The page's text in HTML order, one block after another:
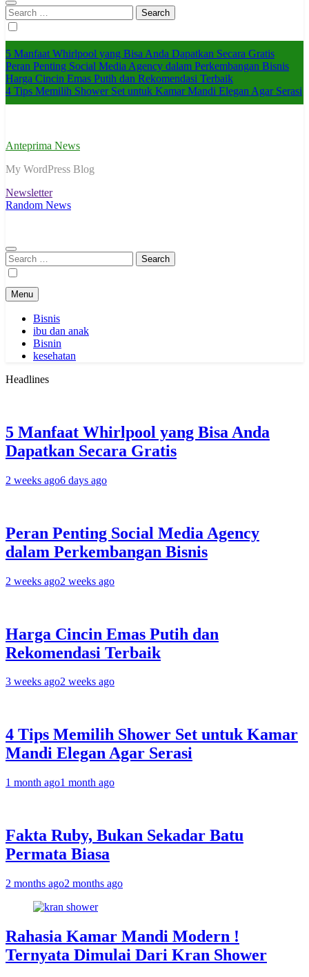
Search
for:
5 Manfaat Whirlpool yang Bisa Anda Dapatkan Secara Gratis
Peran Penting Social Media Agency dalam Perkembangan Bisnis
Harga Cincin Emas Putih dan Rekomendasi Terbaik
4 Tips Memilih Shower Set untuk Kamar Mandi Elegan Agar Serasi
Anteprima News
My WordPress Blog
Newsletter
Random News
Search
for:
Menu
Bisnis
ibu dan anak
Bisnin
kesehatan
Headlines
5 Manfaat Whirlpool yang Bisa Anda
Dapatkan Secara Gratis
2 weeks ago6 days ago
Peran Penting Social Media Agency
dalam Perkembangan Bisnis
2 weeks ago2 weeks ago
Harga Cincin Emas Putih dan
Rekomendasi Terbaik
3 weeks ago2 weeks ago
4 Tips Memilih Shower Set untuk Kamar
Mandi Elegan Agar Serasi
1 month ago1 month ago
Fakta Ruby, Bukan Sekadar Batu
Permata Biasa
2 months ago2 months ago
Rahasia Kamar Mandi Modern !
Ternyata Dimulai Dari Kran Shower